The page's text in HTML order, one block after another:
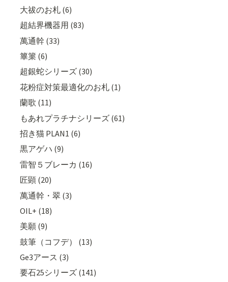
大祓のお札 (6)
超結界機器用 (83)
萬通幹 (33)
篳篥 (6)
超銀蛇シリーズ (30)
花粉症対策最適化のお札 (1)
蘭歌 (11)
もあれプラチナシリーズ (61)
招き猫 PLAN1 (6)
黒アゲハ (9)
雷智５ブレーカ (16)
匠顕 (20)
萬通幹・翠 (3)
OIL+ (18)
美願 (9)
鼓筆（コフデ） (13)
Ge3アース (3)
要石25シリーズ (141)